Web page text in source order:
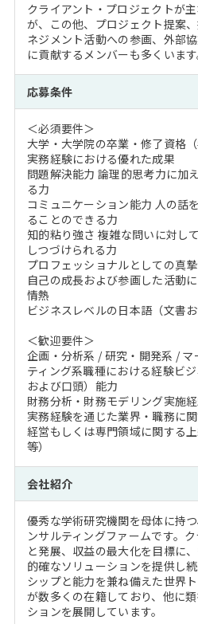
クライアント・プロジェクトが
が、この他、プロジェクト提案
ネジメント活動への参画、外部
に貢献するメンバーも多くいます
応募条件
＜必須要件＞
大学・大学院の卒業・修了資格（
実務経験における優れた成果
問題解決能力 論理的思考力に加
る力
コミュニケーション能力 人の話
ることのできる力
知的粘り強さ 複雑な問いに対し
しつづけられる力
プロフェッショナルとしての真
自己の成長および参画した活動
情熱
ビジネスレベルの日本語（文書
＜歓迎要件＞
企画・分析系 / 研究・開発系 /
ティング系職種における経験ビ
および口頭）能力
財務分析・財務モデリング実施
実務経験を通じた業界・職務に
経営もしくは専門領域に関する
等）
会社紹介
優秀な学術研究機関を母体に持
ンサルティングファームです。
と発展、収益の最大化を目標に
的確なソリューションを提供し
シップと能力を兼ね備えた世界
が数多くの在籍しており、他に
ションを展開しています。